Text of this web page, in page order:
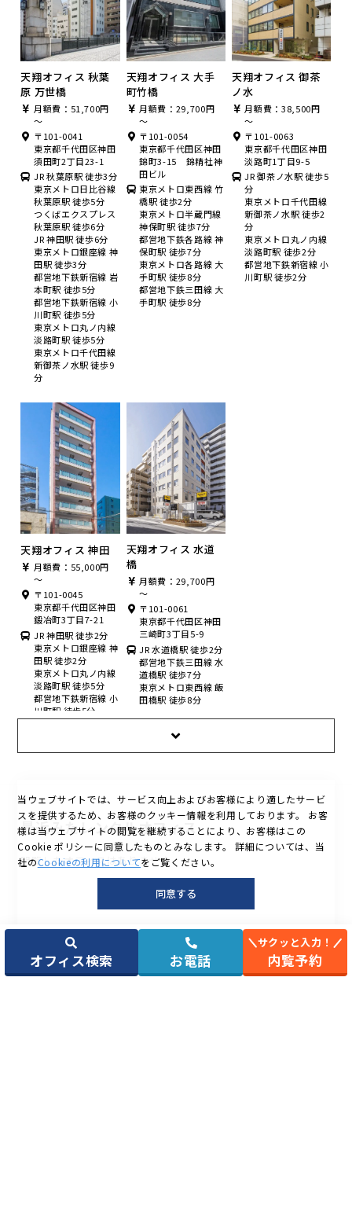
オフィス検索 お電話
サクッと入力！
内覧予約
天翔オフィス 秋葉
原 万世橋
月額費：51,700円
～
〒101-0041
東京都千代田区神田
須田町2丁目23-1
JR 秋葉原駅 徒歩3分
東京メトロ日比谷線
秋葉原駅 徒歩5分
つくばエクスプレス
秋葉原駅 徒歩6分
JR 神田駅 徒歩6分
東京メトロ銀座線 神
田駅 徒歩3分
都営地下鉄新宿線 岩
本町駅 徒歩5分
都営地下鉄新宿線 小
川町駅 徒歩5分
東京メトロ丸ノ内線
淡路町駅 徒歩5分
東京メトロ千代田線
新御茶ノ水駅 徒歩9
分
天翔オフィス 大手
町竹橋
月額費：29,700円
～
〒101-0054
東京都千代田区神田
錦町3-15 錦精社神
田ビル
東京メトロ東西線 竹
橋駅 徒歩2分
東京メトロ半蔵門線
神保町駅 徒歩7分
都営地下鉄各路線 神
保町駅 徒歩7分
東京メトロ各路線 大
手町駅 徒歩8分
都営地下鉄三田線 大
手町駅 徒歩8分
天翔オフィス 御茶
ノ水
月額費：38,500円
～
〒101-0063
東京都千代田区神田
淡路町1丁目9-5
JR 御茶ノ水駅 徒歩5
分
東京メトロ千代田線
新御茶ノ水駅 徒歩2
分
東京メトロ丸ノ内線
淡路町駅 徒歩2分
都営地下鉄新宿線 小
川町駅 徒歩2分
天翔オフィス 神田
月額費：55,000円
～
〒101-0045
東京都千代田区神田
鍛冶町3丁目7-21
JR 神田駅 徒歩2分
東京メトロ銀座線 神
田駅 徒歩2分
東京メトロ丸ノ内線
淡路町駅 徒歩5分
都営地下鉄新宿線 小
川町駅 徒歩5分
天翔オフィス 水道
橋
月額費：29,700円
～
〒101-0061
東京都千代田区神田
三崎町3丁目5-9
JR 水道橋駅 徒歩2分
都営地下鉄三田線 水
道橋駅 徒歩7分
東京メトロ東西線 飯
田橋駅 徒歩8分
月額費：29,700円
～
月額費：44,000円
橋人形町
月額費：29,700円
最近みたレンタルオフィス
閲覧したオフィスはありません
エリアから探す
当ウェブサイトでは、サービス向上およびお客様により適したサービ
スを提供するため、お客様のクッキー情報を利用しております。
お客
様は当ウェブサイトの閲覧を継続することにより、お客様はこの
Cookie ポリシーに同意したものとみなします。
詳細については、当
社のCookieの利用についてをご覧ください。
同意する